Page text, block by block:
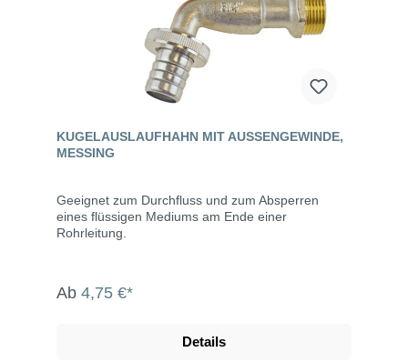
KUGELAUSLAUFHAHN MIT AUSSENGEWINDE, M
ESSING
Geeignet zum Durchfluss und zum Absperren
eines flüssigen Mediums am Ende einer
Rohrleitung.
Ab 4,75 €*
Details